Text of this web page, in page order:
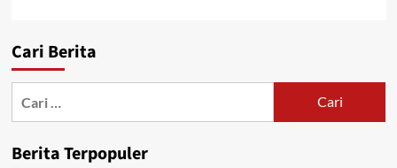
Cari Berita
Berita Terpopuler